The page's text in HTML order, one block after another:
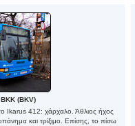
(BKV)
Ikarus 412: χάρχαλο. Άθλιος ήχος
και τρίξιμο. Επίσης, το πίσω